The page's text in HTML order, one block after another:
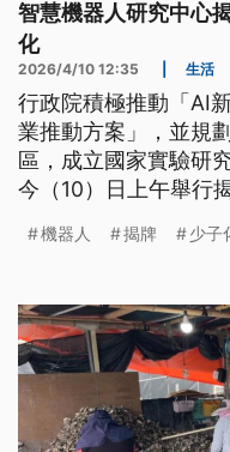
智慧機器人研究中心
化
2026/4/10 12:35 生活
行政院積極推動「AI
業推動方案」，並規
區，成立國家實驗研
今（10）日上午舉行
機器人 揭牌 少子